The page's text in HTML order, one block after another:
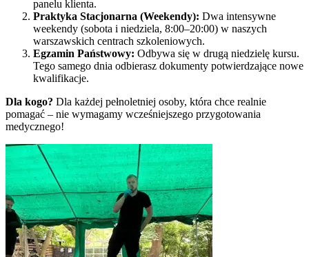
panelu klienta.
Praktyka Stacjonarna (Weekendy): Dwa intensywne
weekendy (sobota i niedziela, 8:00–20:00) w naszych
warszawskich centrach szkoleniowych.
Egzamin Państwowy: Odbywa się w drugą niedzielę kursu.
Tego samego dnia odbierasz dokumenty potwierdzające nowe
kwalifikacje.
Dla kogo? Dla każdej pełnoletniej osoby, która chce realnie
pomagać – nie wymagamy wcześniejszego przygotowania
medycznego!